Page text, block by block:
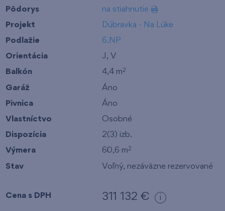
Pôdorys na stiahnutie
Projekt Dúbravka - Na Lúke
Podlažie 6.NP
Orientácia J, V
Balkón 4,4 m2
Garáž Áno
Pivnica Áno
Vlastníctvo Osobné
Dispozícia 2(3) izb.
Výmera 60,6 m2
Stav Voľný, nezáväzne rezervované
Cena s DPH 311 132 € i